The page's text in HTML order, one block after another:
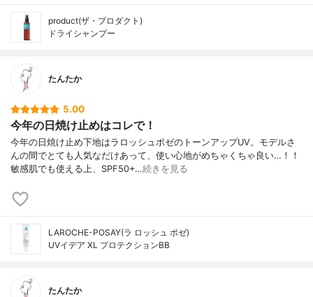
product(ザ・プロダクト)
ドライシャンプー
たんたか
5.00
今年の日焼け止めはコレで！
今年の日焼け止め下地はラロッシュポゼのトーンアップUV。モデルさ
んの間でとても人気なだけあって、使い心地がめちゃくちゃ良い…！！
敏感肌でも使える上、SPF50+…続きを見る
LAROCHE-POSAY(ラ ロッシュ ポゼ)
UVイデア XL プロテクションBB
たんたか